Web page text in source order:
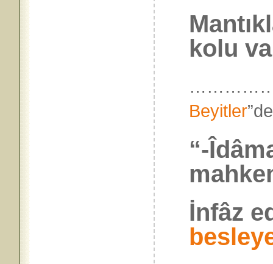
kolu
Beyitler
“-
İnfâz